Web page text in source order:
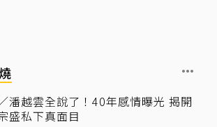
潘越雲全說了！40年感情曝光 揭開
盛私下真面目